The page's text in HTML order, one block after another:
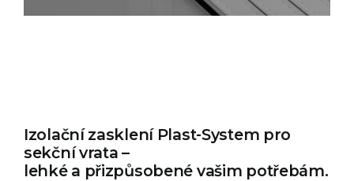
Izolační zasklení Plast-System pro
sekční vrata –
lehké a přizpůsobené vašim potřebám.